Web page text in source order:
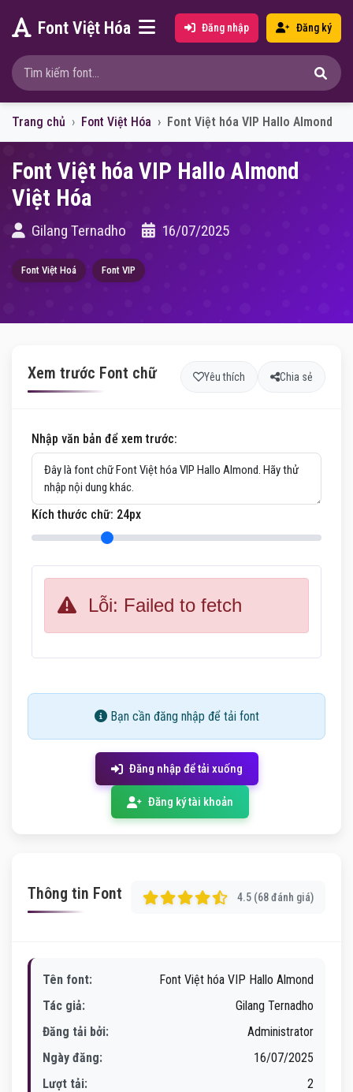
Font Việt Hóa Đăng nhập Đăng ký
Trang chủ Font Việt Hóa Font Việt hóa VIP Hallo Almond
Font Việt hóa VIP Hallo Almond
Việt Hóa
Gilang Ternadho 16/07/2025
Font Việt Hoá Font VIP
Xem trước Font chữ Yêu thích Chia sẻ
Nhập văn bản để xem trước:
Kích thước chữ: 24px
Lỗi: Failed to fetch
Bạn cần đăng nhập để tải font
Đăng nhập để tải xuống
Đăng ký tài khoản
Thông tin Font 4.5 (68 đánh giá)
Tên font:
Font Việt hóa VIP Hallo Almond
Tác giả:
Gilang Ternadho
Đăng tải bởi:
Administrator
Ngày đăng:
16/07/2025
Lượt tải:
2